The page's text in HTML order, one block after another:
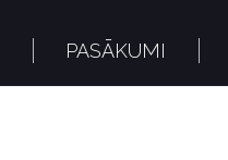
PASĀKUMI